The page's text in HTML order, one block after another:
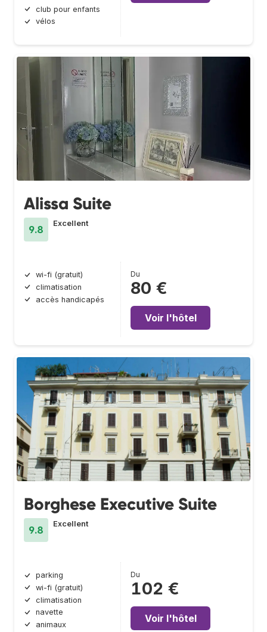
club pour enfants
vélos
Alissa Suite
9.8
Excellent
wi-fi (gratuit)
climatisation
accès handicapés
Du
80 €
Voir l'hôtel
Borghese Executive Suite
9.8
Excellent
parking
wi-fi (gratuit)
climatisation
navette
animaux
Du
102 €
Voir l'hôtel